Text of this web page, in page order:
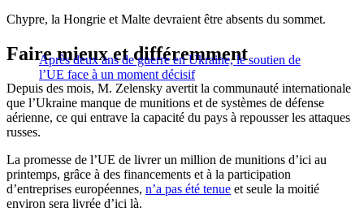
Chypre, la Hongrie et Malte devraient être absents du sommet.
Après deux ans de guerre en Ukraine, le soutien de
l’UE face à un moment décisif
Faire mieux et différemment
Depuis des mois, M. Zelensky avertit la communauté internationale
que l’Ukraine manque de munitions et de systèmes de défense
aérienne, ce qui entrave la capacité du pays à repousser les attaques
russes.
La promesse de l’UE de livrer un million de munitions d’ici au
printemps, grâce à des financements et à la participation
d’entreprises européennes, n’a pas été tenue et seule la moitié
environ sera livrée d’ici là.